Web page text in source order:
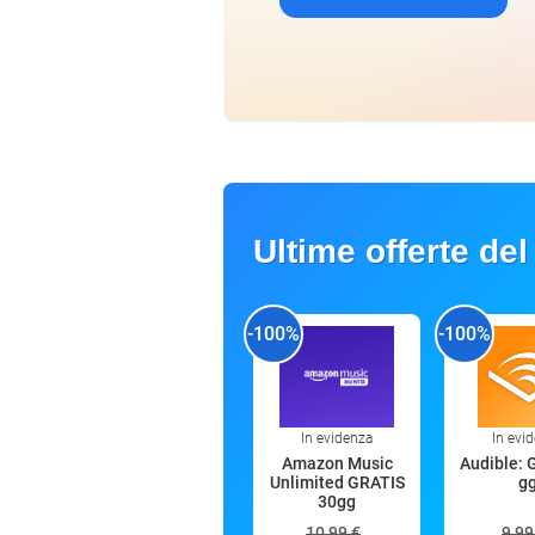
Ultime offerte
-100%
In evidenza
Amazon Music
Unlimited GRATIS
30gg
-100%
In
Audible: